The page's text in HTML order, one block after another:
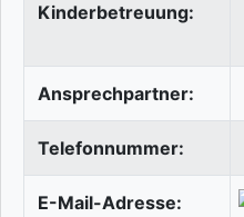
Kinderbetreuung:
Ansprechpartner:
Telefonnummer:
E-Mail-Adresse: